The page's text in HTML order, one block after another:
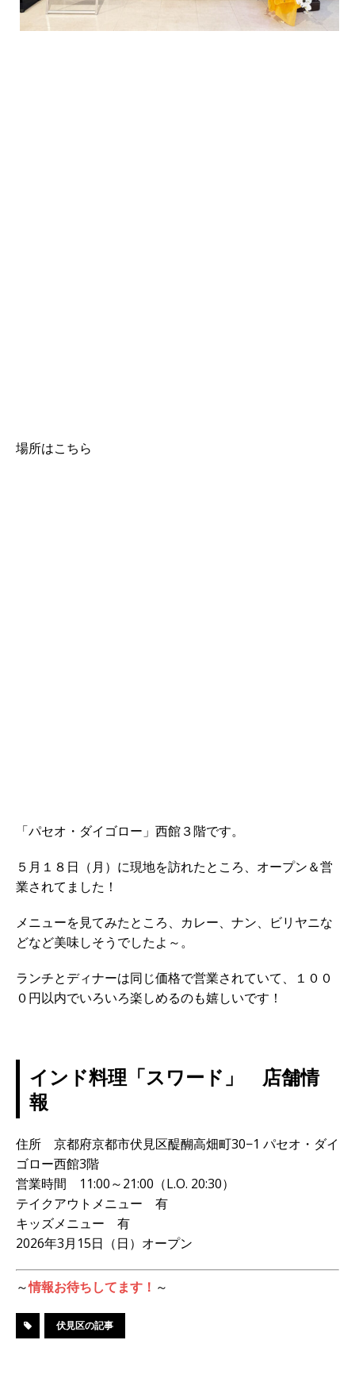
場所はこちら
「パセオ・ダイゴロー」西館３階です。
５月１８日（月）に現地を訪れたところ、オープン＆営
業されてました！
メニューを見てみたところ、カレー、ナン、ビリヤニな
どなど美味しそうでしたよ～。
ランチとディナーは同じ価格で営業されていて、１００
０円以内でいろいろ楽しめるのも嬉しいです！
インド料理「スワード」 店舗情
報
住所 京都府京都市伏見区醍醐高畑町30−1 パセオ・ダイ
ゴロー西館3階
営業時間 11:00～21:00（L.O. 20:30）
テイクアウトメニュー 有
キッズメニュー 有
2026年3月15日（日）オープン
～情報お待ちしてます！ ～
伏見区の記事